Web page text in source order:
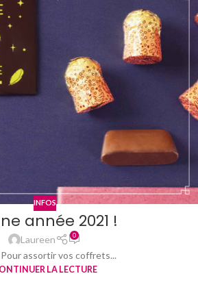
INFOS
année 2021 !
Laureen 0
assortir vos coffrets...
LA LECTURE